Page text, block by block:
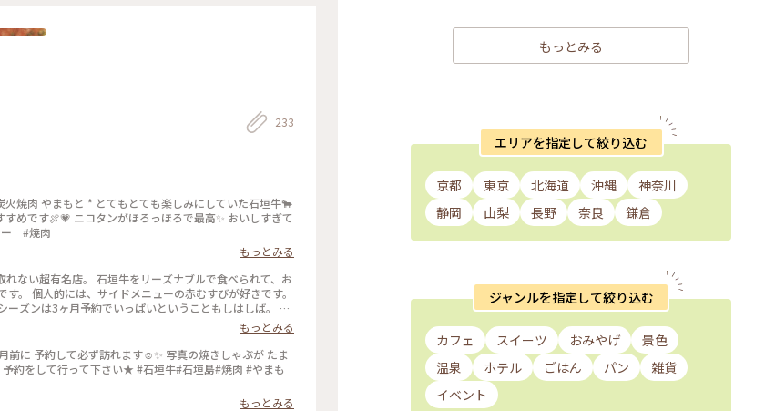
233
焼肉 やまもと * とてもとても楽しみにしていた石垣牛🐂
めです🍖💗 ニコタンがほろっほろで最高✨ おいしすぎて
ー #焼肉
もっとみる
ない超有名店。 石垣牛をリーズナブルで食べられて、お
。 個人的には、サイドメニューの赤むすびが好きです。
ズンは3ヶ月予約でいっぱいということもしはしば。 私
時間はいっぱいもあります。 行かれる際はかなり早め
ではないと人気部位は完売になります。 #人気店#焼肉#石
もっとみる
前に 予約して必ず訪れます☺️✨ 写真の焼きしゃぶが たま
約をして行って下さい★ #石垣牛#石垣島#焼肉 #やまも
もっとみる
もっとみる
エリアを指定して絞り込む
京都 東京 北海道 沖縄
神奈川
静岡
山梨 長野 奈良 鎌倉
ジャンルを指定して絞り込む
カフェ スイーツ おみやげ
景色
温泉
ホテル ごはん パン
雑貨
イベント